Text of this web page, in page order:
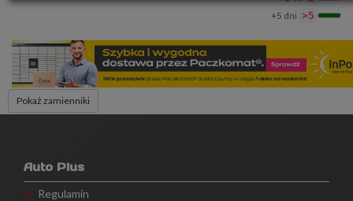
+5 dni >5
Pokaż zamienniki
Auto Plus
Regulamin